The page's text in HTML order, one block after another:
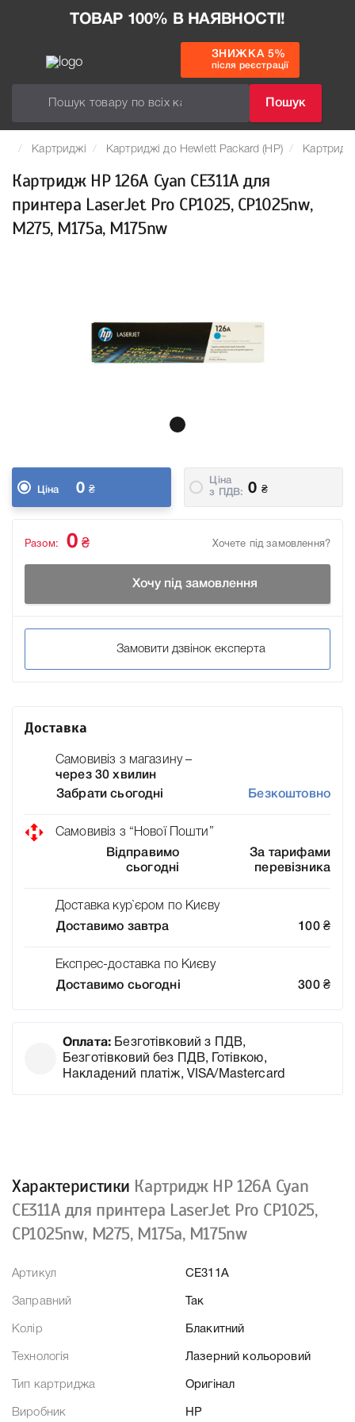
ТОВАР 100% В НАЯВНОСТІ!
Пошук
ЗНИЖКА 5%
після реєстрації
Картриджі Картриджі до Hewlett Packard (HP)
Картридж HP 126A Cyan CE311A для
принтера LaserJet Pro CP1025, CP1025nw,
M275, M175a, M175nw
Ціна 0 ₴
Ціна
з ПДВ:
0 ₴
Хочете під замовлення?
Разом: 0 ₴
Хочу під замовлення
Замовити дзвінок експерта
Доставка
Самовивіз з магазину –
через 30 хвилин
Забрати сьогодні
Безкоштовно
Самовивіз з “Нової Пошти”
Відправимо
сьогодні
За тарифами
перевізника
Доставка кур`єром по Києву
Доставимо завтра
100 ₴
Експрес-доставка по Києву
Доставимо сьогодні
300 ₴
Оплата: Безготівковий з ПДВ,
Безготівковий без ПДВ, Готівкою,
Накладений платіж, VISA/Mastercard
Характеристики Картридж HP 126A Cyan
CE311A для принтера LaserJet Pro CP1025,
CP1025nw, M275, M175a, M175nw
Артикул CE311A
Заправний Так
Колір Блакитний
Технологія Лазерний кольоровий
Тип картриджа Оригінал
Виробник HP